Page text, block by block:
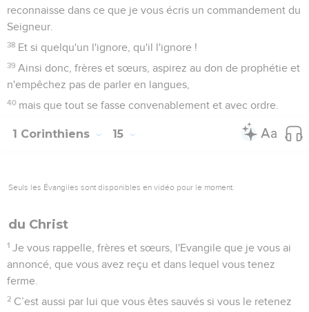
reconnaisse dans ce que je vous écris un commandement du
Seigneur.
38 Et si quelqu'un l'ignore, qu'il l'ignore !
39 Ainsi donc, frères et sœurs, aspirez au don de prophétie et
n'empêchez pas de parler en langues,
40 mais que tout se fasse convenablement et avec ordre.
1 Corinthiens 15
Seuls les Évangiles sont disponibles en vidéo pour le moment.
du Christ
1 Je vous rappelle, frères et sœurs, l'Evangile que je vous ai
annoncé, que vous avez reçu et dans lequel vous tenez
ferme.
2 C’est aussi par lui que vous êtes sauvés si vous le retenez